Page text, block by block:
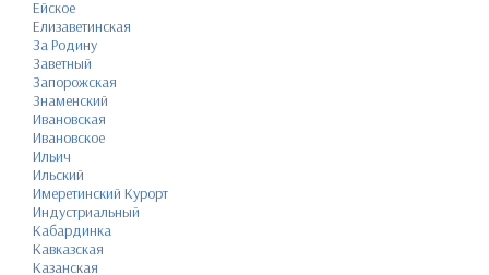
Ейское
Елизаветинская
За Родину
Заветный
Запорожская
Знаменский
Ивановская
Ивановское
Ильич
Ильский
Имеретинский Курорт
Индустриальный
Кабардинка
Кавказская
Казанская